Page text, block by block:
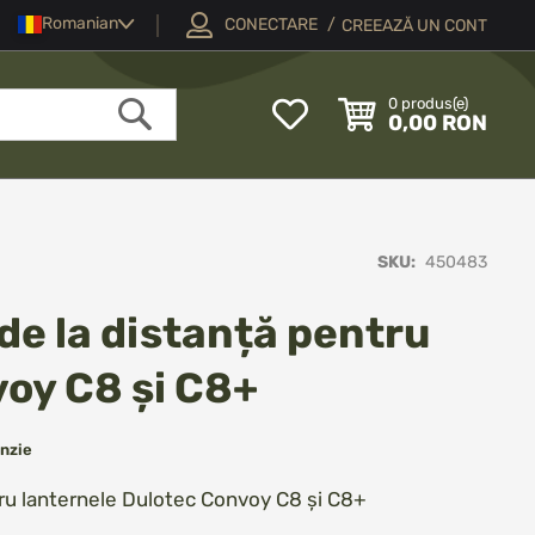
LimbaRomanian CONECTARE CREEAZĂ UN CONT
0 produs(e)
0,00 RON
Căutare
SKU 450483
la distanță pentru
C8 și C8+
lanternele Dulotec Convoy C8 și C8+